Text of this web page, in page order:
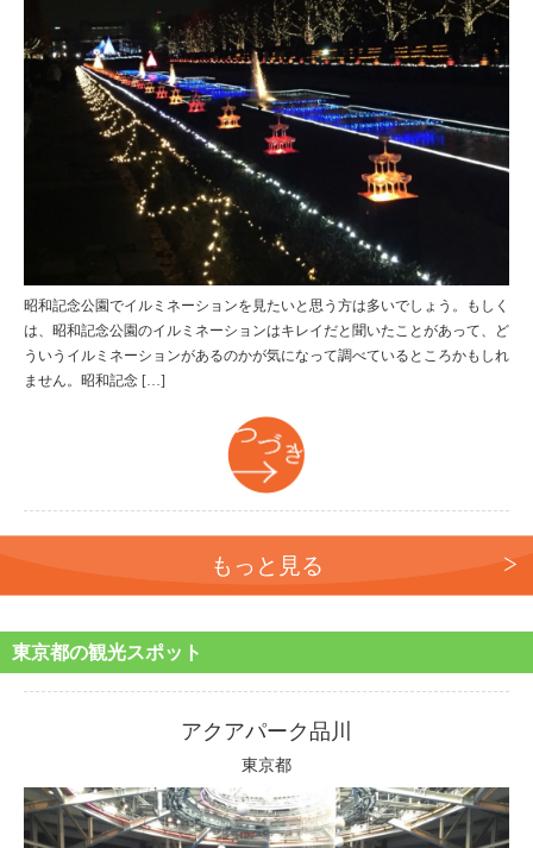
昭和記念公園でイルミネーションを見たいと思う方は多いでしょう。もしく
は、昭和記念公園のイルミネーションはキレイだと聞いたことがあって、ど
ういうイルミネーションがあるのかが気になって調べているところかもしれ
ません。昭和記念 […]
もっと見る
東京都の観光スポット
アクアパーク品川
東京都